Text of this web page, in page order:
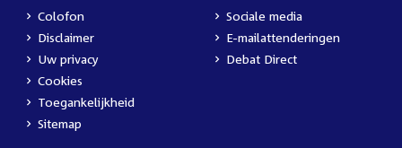
Colofon
Disclaimer
Uw privacy
Cookies
Toegankelijkheid
Sitemap
Sociale media
E-mailattenderingen
Debat Direct